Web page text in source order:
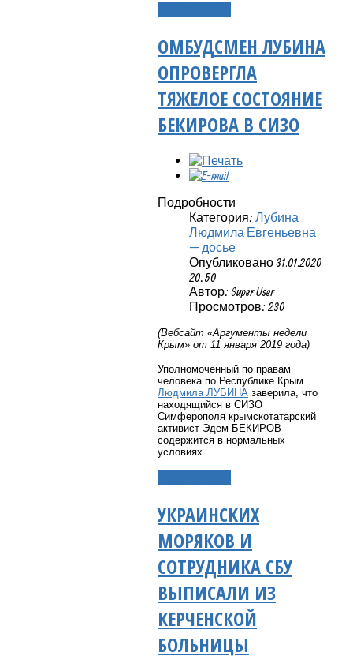
ОМБУДСМЕН ЛУБИНА
ОПРОВЕРГЛА
ТЯЖЕЛОЕ СОСТОЯНИЕ
БЕКИРОВА В СИЗО
Подробности
Категория: Лубина
Людмила Евгеньевна
— досье
Опубликовано 31.01.2020
20:50
Автор: Super User
Просмотров: 230
(Вебсайт «Аргументы недели
Крым» от 11 января 2019 года)
Уполномоченный по правам
человека по Республике Крым
Людмила ЛУБИНА заверила, что
находящийся в СИЗО
Симферополя крымскотатарский
активист Эдем БЕКИРОВ
содержится в нормальных
условиях.
УКРАИНСКИХ
МОРЯКОВ И
СОТРУДНИКА СБУ
ВЫПИСАЛИ ИЗ
КЕРЧЕНСКОЙ
БОЛЬНИЦЫ